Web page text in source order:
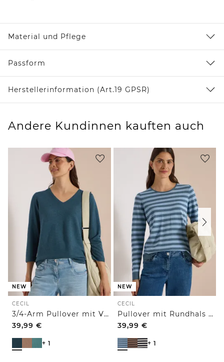
Material und Pflege
Passform
Herstellerinformation (Art.19 GPSR)
Andere Kundinnen kauften auch
NEW
CECIL
3/4-Arm Pullover mit V-Neck und Strukturfront
39,99 €
+ 1
NEW
CECIL
Pullover mit Rundhals und Streifen
39,99 €
+ 1